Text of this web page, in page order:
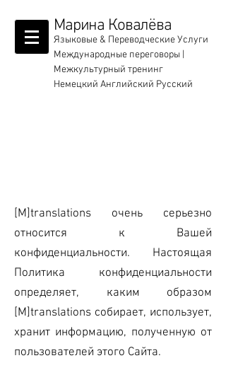
Марина Ковалёва
Языковые & Переводческие Услуги
Международные переговоры |
Межкультурный тренинг
Немецкий Английский Русский
[M]translations очень серьезно
относится к Вашей
конфиденциальности. Настоящая
Политика конфиденциальности
определяет, каким образом
[M]translations собирает, использует,
хранит информацию, полученную от
пользователей этого Сайта.